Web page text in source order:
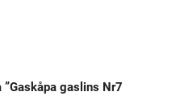
gaslins Nr7